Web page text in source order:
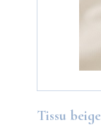
Tissu beige